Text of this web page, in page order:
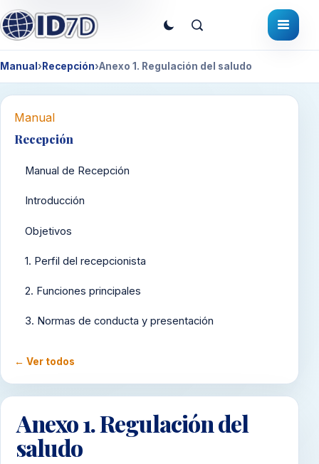
Manual › Recepción›Anexo 1. Regulación del saludo
Manual
Recepción
Manual de Recepción
Introducción
Objetivos
1. Perfil del recepcionista
2. Funciones principales
3. Normas de conducta y presentación
5. Manejo de visitantes y seguimiento
7. Organización interna
← Ver todos
Anexo 1. Regulación del
saludo